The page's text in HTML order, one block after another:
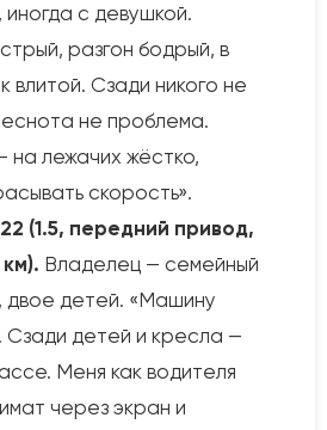
с девушкой.
разгон бодрый, в
влитой. Сзади никого не
не проблема.
на лежачих жёстко,
скорость».
(1.5, передний привод,
Владелец — семейный
двое детей. «Машину
Сзади детей и кресла —
Меня как водителя
через экран и